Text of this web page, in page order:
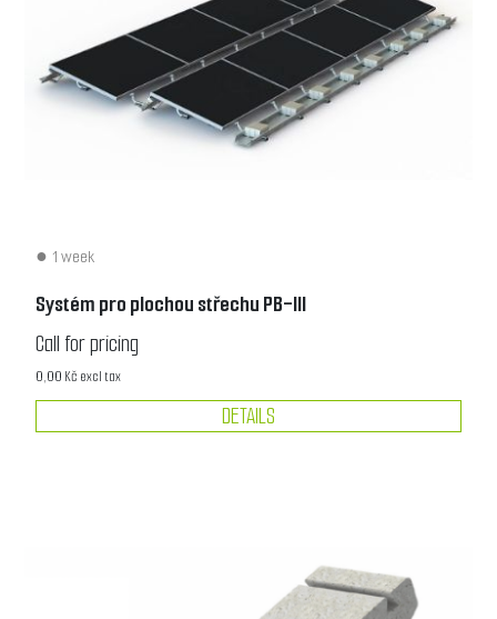
1 week
Systém pro plochou střechu PB-III
Call for pricing
0,00 Kč excl tax
DETAILS